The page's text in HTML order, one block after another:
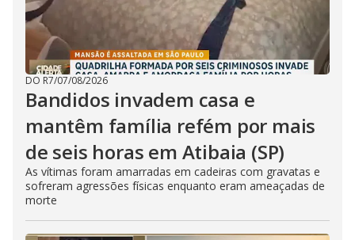
DO R7/07/08/2026
Bandidos invadem casa e
mantêm família refém por mais
de seis horas em Atibaia (SP)
As vítimas foram amarradas em cadeiras com gravatas e
sofreram agressões físicas enquanto eram ameaçadas de
morte